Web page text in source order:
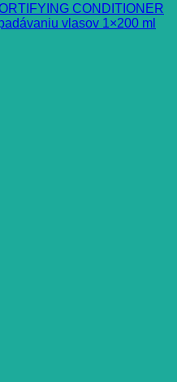
CONDITIONER
vlasov 1×200 ml